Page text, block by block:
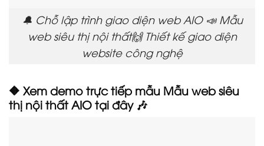
🔔 Chỗ lập trình giao diện web AIO 📣 Mẫu
web siêu thị nội thất🙌 Thiết kế giao diện
website công nghệ
🔶 Xem demo trực tiếp mẫu Mẫu web siêu
thị nội thất AIO tại đây 🎶